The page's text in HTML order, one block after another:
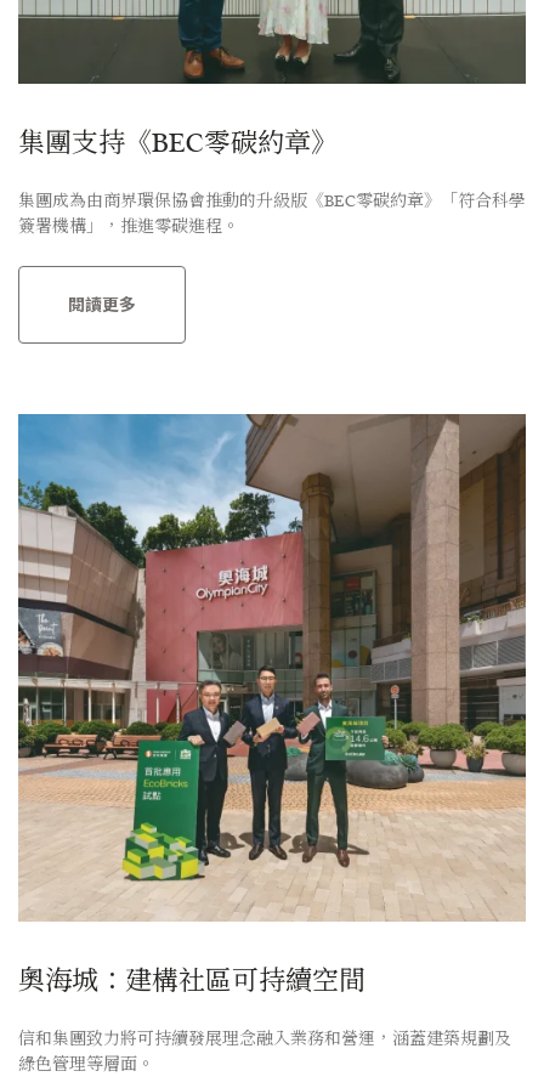
集團支持《BEC零碳約章》
集團成為由商界環保協會推動的升級版《BEC零碳約章》「符合科學
簽署機構」，推進零碳進程。
閱讀更多
奧海城：建構社區可持續空間
信和集團致力將可持續發展理念融入業務和營運，涵蓋建築規劃及
綠色管理等層面。